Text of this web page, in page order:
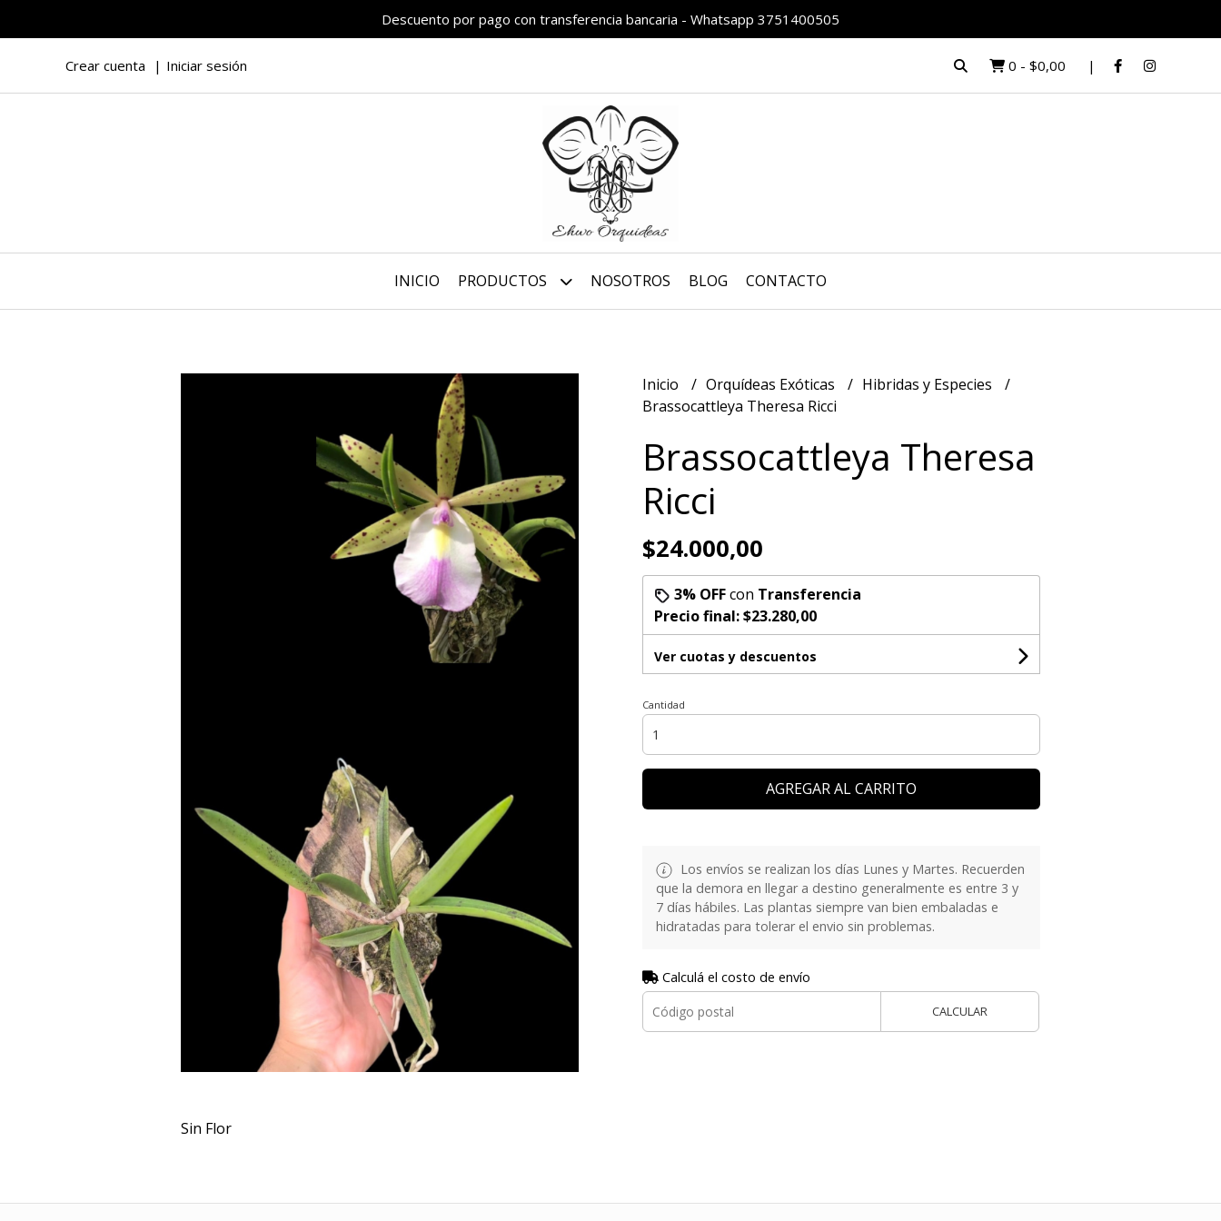
Descuento por pago con transferencia bancaria - Whatsapp 3751400505
Crear cuenta Iniciar sesión 0 - $0,00
INICIO PRODUCTOS NOSOTROS BLOG CONTACTO
Sin Flor
Inicio Orquídeas Exóticas
Hibridas y Especies
Brassocattleya Theresa Ricci
Brassocattleya Theresa
Ricci
$24.000,00
3% OFFcon Transferencia
Precio final:$23.280,00
Ver cuotas y descuentos
Cantidad
AGREGAR AL CARRITO
Los envíos se realizan los días Lunes y Martes. Recuerden
que la demora en llegar a destino generalmente es entre 3 y
7 días hábiles. Las plantas siempre van bien embaladas e
hidratadas para tolerar el envio sin problemas.
Calculá el costo de envío
CALCULAR